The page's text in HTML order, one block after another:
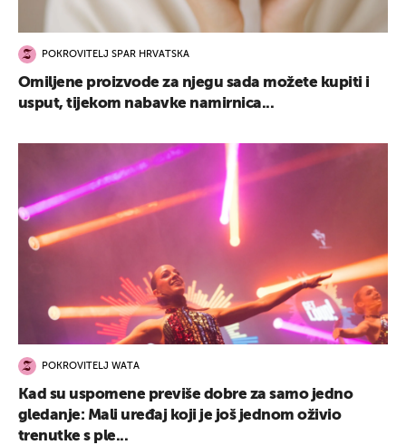
POKROVITELJ SPAR HRVATSKA
Omiljene proizvode za njegu sada možete kupiti i
usput, tijekom nabavke namirnica...
POKROVITELJ WATA
Kad su uspomene previše dobre za samo jedno
gledanje: Mali uređaj koji je još jednom oživio
trenutke s ple...